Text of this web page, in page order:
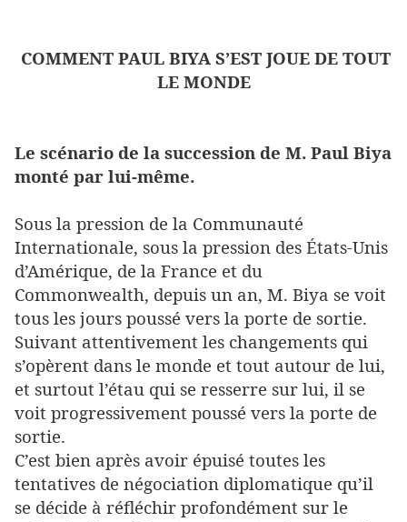
COMMENT PAUL BIYA S’EST JOUE DE TOUT
LE MONDE
Le scénario de la succession de M. Paul Biya
monté par lui-même.
Sous la pression de la Communauté
Internationale, sous la pression des États-Unis
d’Amérique, de la France et du
Commonwealth, depuis un an, M. Biya se voit
tous les jours poussé vers la porte de sortie.
Suivant attentivement les changements qui
s’opèrent dans le monde et tout autour de lui,
et surtout l’étau qui se resserre sur lui, il se
voit progressivement poussé vers la porte de
sortie.
C’est bien après avoir épuisé toutes les
tentatives de négociation diplomatique qu’il
se décide à réfléchir profondément sur le